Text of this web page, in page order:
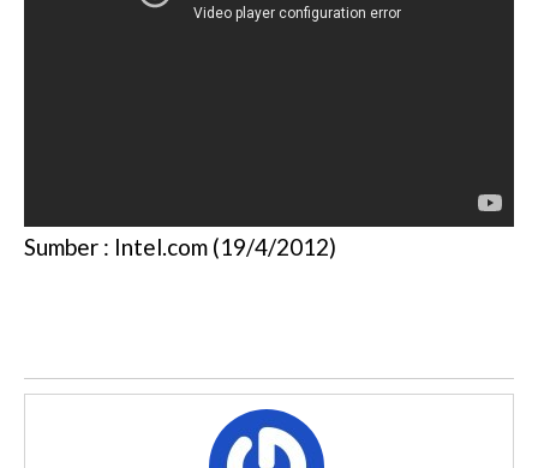
Sumber : Intel.com (19/4/2012)